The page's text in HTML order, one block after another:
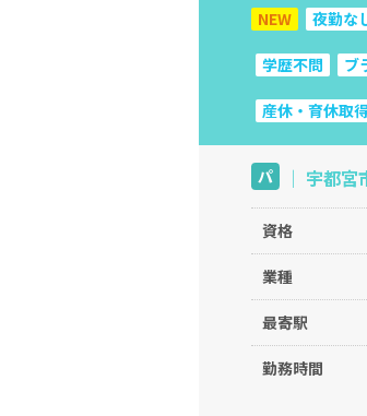
NEW 夜勤な
学歴不問 ブ
産休・育休取
パ ｜ 宇都
資格
業種
最寄駅
勤務時間